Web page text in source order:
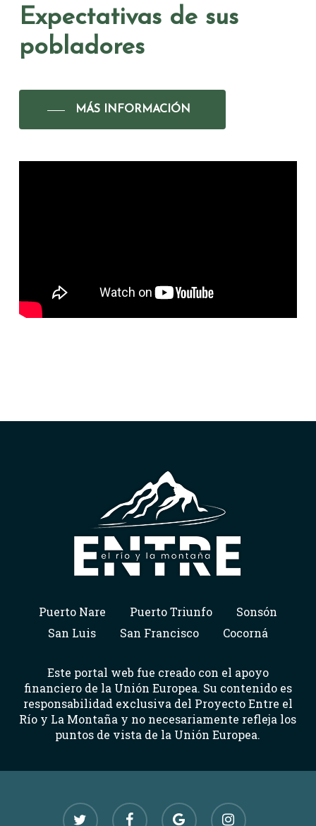
Expectativas de sus
pobladores
MÁS INFORMACIÓN
Puerto Nare Puerto Triunfo
Sonsón
San Luis
San Francisco Cocorná
Este portal web fue creado con el apoyo
financiero de la Unión Europea. Su contenido es
responsabilidad exclusiva del Proyecto Entre el
Río y La Montaña y no necesariamente refleja los
puntos de vista de la Unión Europea.
twitter facebook
google-
instagram